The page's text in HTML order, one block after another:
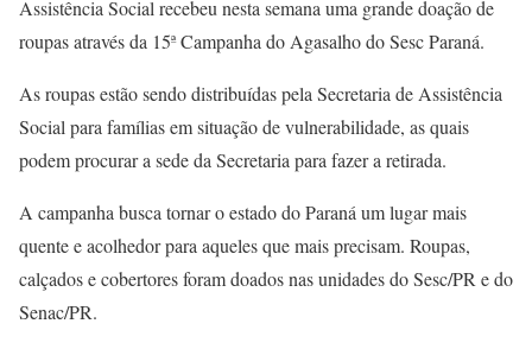
Assistência Social recebeu nesta semana uma grande doação de
roupas através da 15ª Campanha do Agasalho do Sesc Paraná.
As roupas estão sendo distribuídas pela Secretaria de Assistência
Social para famílias em situação de vulnerabilidade, as quais
podem procurar a sede da Secretaria para fazer a retirada.
A campanha busca tornar o estado do Paraná um lugar mais
quente e acolhedor para aqueles que mais precisam. Roupas,
calçados e cobertores foram doados nas unidades do Sesc/PR e do
Senac/PR.